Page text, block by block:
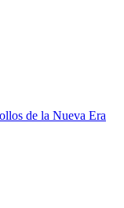
de la Nueva Era